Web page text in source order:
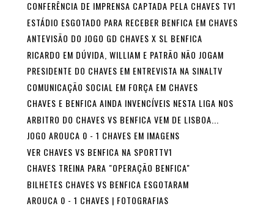
CONFERÊNCIA DE IMPRENSA CAPTADA PELA CHAVES TV1
ESTÁDIO ESGOTADO PARA RECEBER BENFICA EM CHAVES
ANTEVISÃO DO JOGO GD CHAVES X SL BENFICA
RICARDO EM DÚVIDA, WILLIAM E PATRÃO NÃO JOGAM
PRESIDENTE DO CHAVES EM ENTREVISTA NA SINALTV
COMUNICAÇÃO SOCIAL EM FORÇA EM CHAVES
CHAVES E BENFICA AINDA INVENCÍVEIS NESTA LIGA NOS
ARBITRO DO CHAVES VS BENFICA VEM DE LISBOA...
JOGO AROUCA 0 - 1 CHAVES EM IMAGENS
VER CHAVES VS BENFICA NA SPORTTV1
CHAVES TREINA PARA "OPERAÇÃO BENFICA"
BILHETES CHAVES VS BENFICA ESGOTARAM
AROUCA 0 - 1 CHAVES | FOTOGRAFIAS